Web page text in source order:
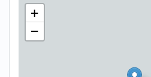
+
−